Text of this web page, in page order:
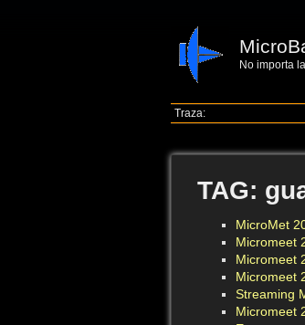
No importa
Traza:
TAG:
MicroMet
Micromeet
Micromeet
Micromeet
Streaming
Micromeet